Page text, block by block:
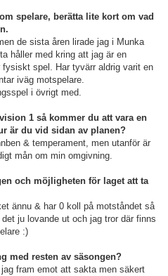
spelare, berätta lite kort om vad
de sista åren lirade jag i Munka
håller med kring att jag är en
spel. Har tyvärr aldrig varit en
iväg motspelare.
i övrigt med.
1 så kommer du att vara en
är du vid sidan av planen?
& temperament, men utanför är
mån om min omgivning.
och möjligheten för laget att ta
ännu & har 0 koll på motståndet så
ju lovande ut och jag tror där finns
:)
med resten av säsongen?
fram emot att sakta men säkert